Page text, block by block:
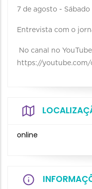
7 de agosto - Sábado
Entrevista com o
No canal no
https://
online